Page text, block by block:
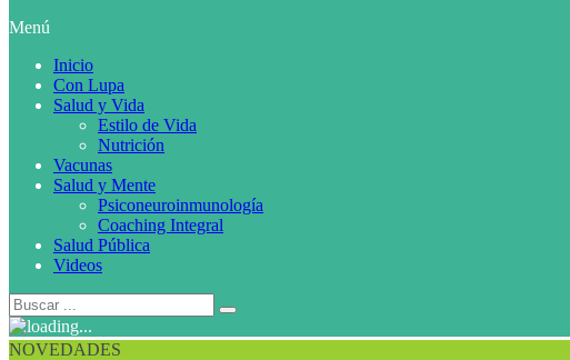
Menú
Inicio
Con Lupa
Salud y Vida
Estilo de Vida
Nutrición
Vacunas
Salud y Mente
Psiconeuroinmunología
Coaching Integral
Salud Pública
Videos
NOVEDADES